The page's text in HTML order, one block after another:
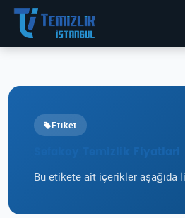
Etiket
Sefakoy Temizlik Fiyatlari
Bu etikete ait içerikler aşağıda